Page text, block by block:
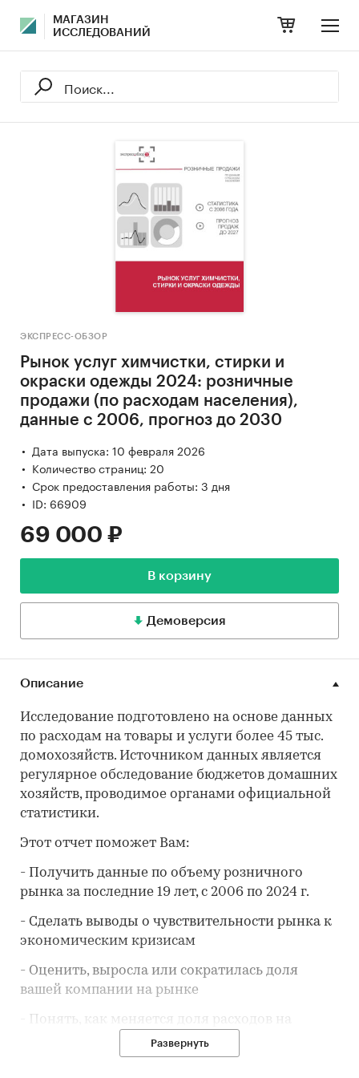
МАГАЗИН
ИССЛЕДОВАНИЙ
ЭКСПРЕСС-ОБЗОР
Рынок услуг химчистки, стирки и
окраски одежды 2024: розничные
продажи (по расходам населения),
данные с 2006, прогноз до 2030
Дата выпуска: 10 февраля 2026
Количество страниц: 20
Срок предоставления работы: 3 дня
ID: 66909
69 000 ₽
В корзину
Демоверсия
Описание
Исследование подготовлено на основе данных
по расходам на товары и услуги более 45 тыс.
домохозяйств. Источником данных является
регулярное обследование бюджетов домашних
хозяйств, проводимое органами официальной
статистики.
Этот отчет поможет Вам:
- Получить данные по объему розничного
рынка за последние 19 лет, с 2006 по 2024 г.
- Сделать выводы о чувствительности рынка к
экономическим кризисам
- Оценить, выросла или сократилась доля
вашей компании на рынке
- Понять, как меняется доля расходов на
в потребительской корзине
Развернуть